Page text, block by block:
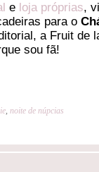
e loja próprias,
para o
a Fruit de
sou fã!
,noite de núpcias